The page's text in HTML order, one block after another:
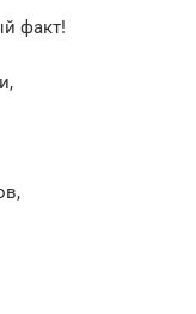
факт!